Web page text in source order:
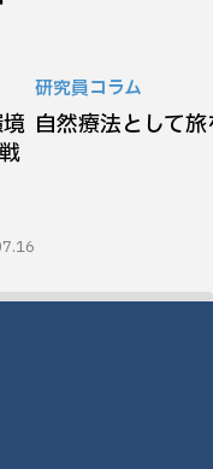
研究員コラム
自然療法として